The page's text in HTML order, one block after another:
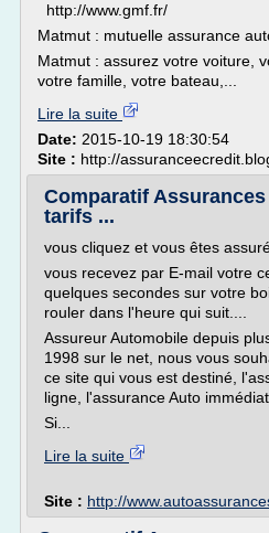
http://www.gmf.fr/
Matmut : mutuelle assurance
Matmut : assurez votre voiture,
votre famille, votre bateau,...
Lire la suite
Date: 2015-10-19 18:30:54
Site : http://
Comparatif
tarifs ...
vous cliquez et vous êtes
vous recevez par E-mail votre
quelques secondes sur votre
rouler dans l'heure qui suit....
Assureur Automobile depuis
1998 sur le net, nous vous
ce site qui vous est destiné,
ligne, l'assurance Auto
Si...
Lire la suite
Site : http://